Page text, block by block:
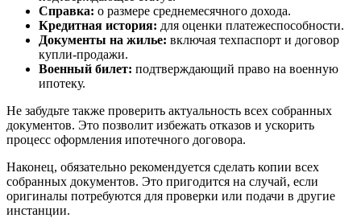
Справка: о размере среднемесячного дохода.
Кредитная история: для оценки платежеспособности.
Документы на жилье: включая техпаспорт и договор
купли-продажи.
Военный билет: подтверждающий право на военную
ипотеку.
Не забудьте также проверить актуальность всех собранных
документов. Это позволит избежать отказов и ускорить
процесс оформления ипотечного договора.
Наконец, обязательно рекомендуется сделать копии всех
собранных документов. Это пригодится на случай, если
оригиналы потребуются для проверки или подачи в другие
инстанции.